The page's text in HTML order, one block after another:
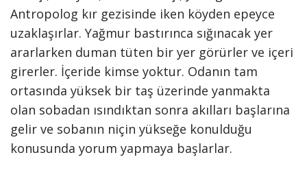
Antropolog kır gezisinde iken köyden epeyce
uzaklaşırlar. Yağmur bastırınca sığınacak yer
ararlarken duman tüten bir yer görürler ve içeri
girerler. İçeride kimse yoktur. Odanın tam
ortasında yüksek bir taş üzerinde yanmakta
olan sobadan ısındıktan sonra akılları başlarına
gelir ve sobanın niçin yükseğe konulduğu
konusunda yorum yapmaya başlarlar.